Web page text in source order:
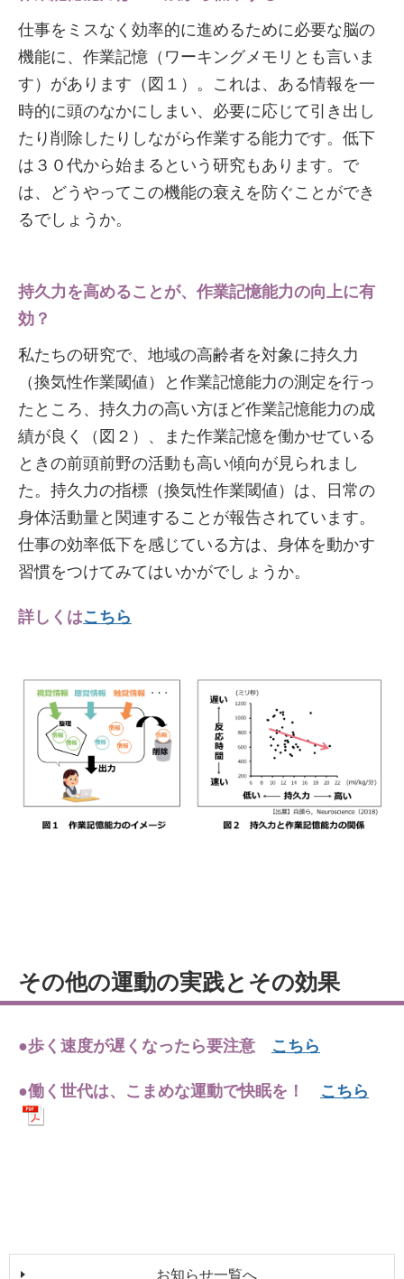
仕事をミスなく効率的に進めるために必要な脳の
機能に、作業記憶（ワーキングメモリとも言いま
す）があります（図１）。これは、ある情報を一
時的に頭のなかにしまい、必要に応じて引き出し
たり削除したりしながら作業する能力です。低下
は３０代から始まるという研究もあります。で
は、どうやってこの機能の衰えを防ぐことができ
るでしょうか。
持久力を高めることが、作業記憶能力の向上に有
効？
私たちの研究で、地域の高齢者を対象に持久力
（換気性作業閾値）と作業記憶能力の測定を行っ
たところ、持久力の高い方ほど作業記憶能力の成
績が良く（図２）、また作業記憶を働かせている
ときの前頭前野の活動も高い傾向が見られまし
た。持久力の指標（換気性作業閾値）は、日常の
身体活動量と関連することが報告されています。
仕事の効率低下を感じている方は、身体を動かす
習慣をつけてみてはいかがでしょうか。
詳しくはこちら
その他の運動の実践とその効果
●歩く速度が遅くなったら要注意 こちら
●働く世代は、こまめな運動で快眠を！ こちら
お知らせ一覧へ